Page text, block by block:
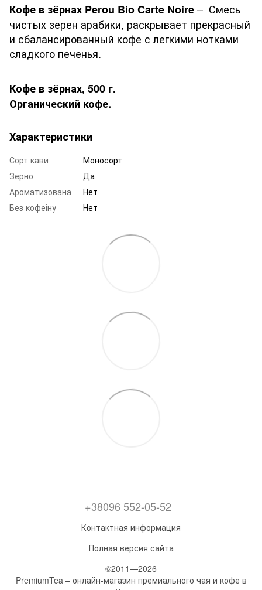
Кофе в зёрнах Perou Bio Carte Noire– Смесь
чистых зерен арабики, раскрывает прекрасный
и сбалансированный кофе с легкими нотками
сладкого печенья.
Кофе в зёрнах, 500 г.
Органический кофе.
Характеристики
Сорт кави
Моносорт
Зерно
Да
Ароматизована
Нет
Без кофеіну
Нет
+38096 552-05-52
Контактная информация
Полная версия сайта
©2011—2026
PremiumTea – онлайн-магазин премиального чая и кофе в